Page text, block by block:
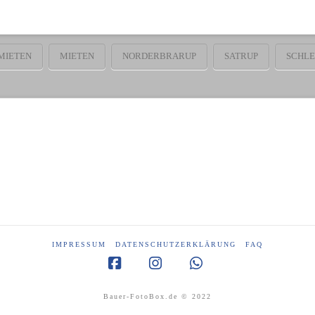
MIETEN NORDERBRARUP SATRUP
IMPRESSUM DATENSCHUTZERKLÄRUNG FAQ
Bauer-FotoBox.de © 2022